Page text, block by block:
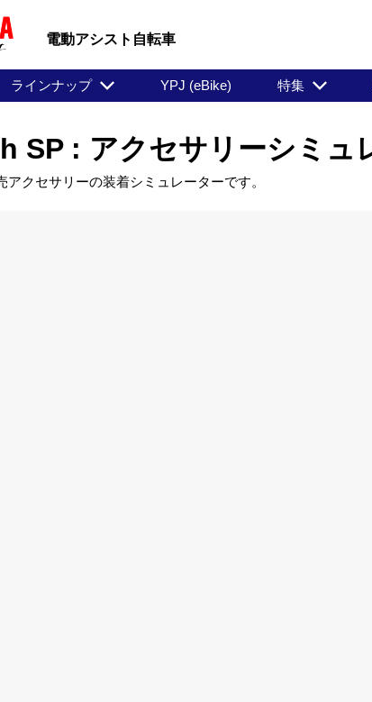
電動アシスト自転車
ラインナップ YPJ (eBike) 特集
SP : アクセサリーシミュ
アクセサリーの装着シミュレーターです。